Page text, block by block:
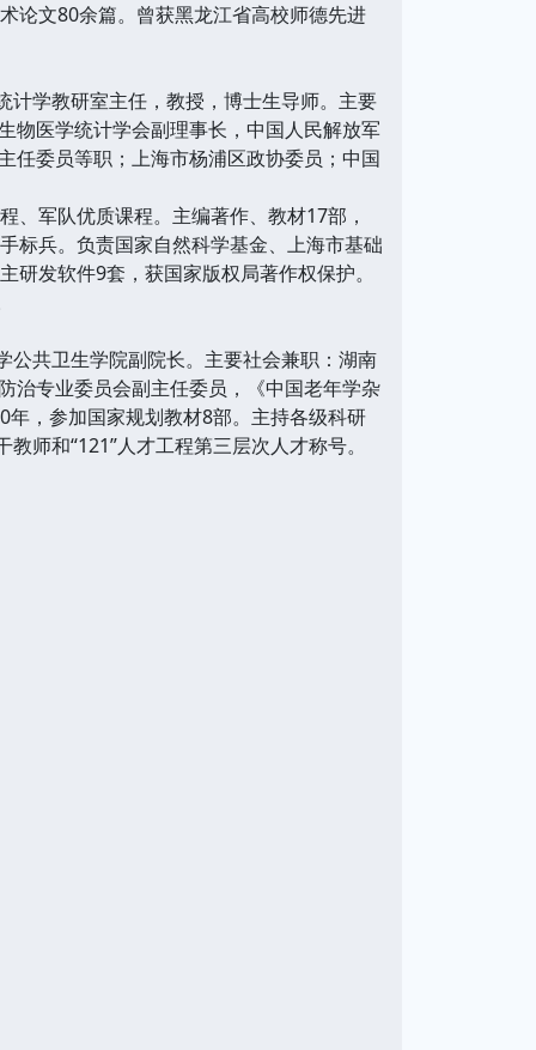
论文80余篇。曾获黑龙江省高校师德先进
学教研室主任，教授，博士生导师。主要
物医学统计学会副理事长，中国人民解放军
任委员等职；上海市杨浦区政协委员；中国
军队优质课程。主编著作、教材17部，
标兵。负责国家自然科学基金、上海市基础
发软件9套，获国家版权局著作权保护。
共卫生学院副院长。主要社会兼职：湖南
治专业委员会副主任委员，《中国老年学杂
，参加国家规划教材8部。主持各级科研
师和“121”人才工程第三层次人才称号。